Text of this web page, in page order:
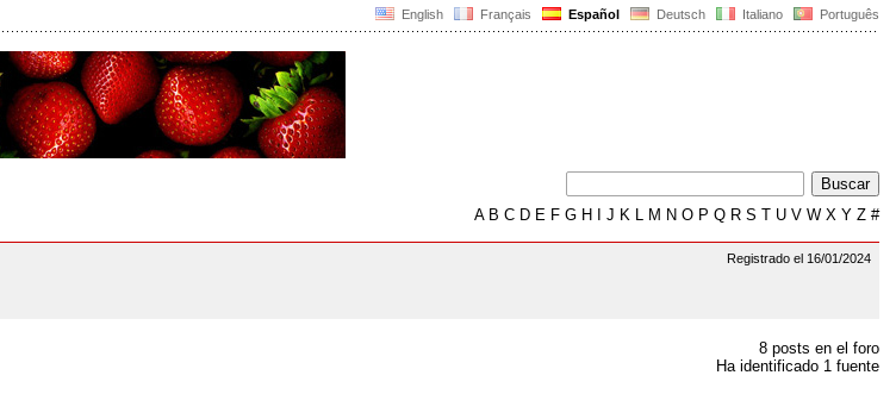
English Français Español Deutsch Italiano Português
AB C D E F G H J K L M N O P Q R S T U V W X Y Z #
Registrado el 16/01/2024
8 posts en el foro
Ha identificado 1 fuente